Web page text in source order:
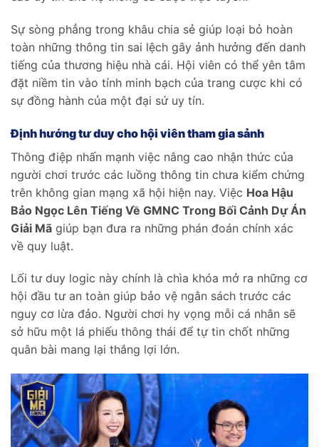
Sự sòng phẳng trong khâu chia sẻ giúp loại bỏ hoàn
toàn những thông tin sai lệch gây ảnh hưởng đến danh
tiếng của thương hiệu nhà cái. Hội viên có thể yên tâm
đặt niềm tin vào tính minh bạch của trang cược khi có
sự đồng hành của một đại sứ uy tín.
Định hướng tư duy cho hội viên tham gia sảnh
Thông điệp nhấn mạnh việc nâng cao nhận thức của
người chơi trước các luồng thông tin chưa kiểm chứng
trên không gian mạng xã hội hiện nay. Việc Hoa Hậu
Bảo Ngọc Lên Tiếng Về GMNC Trong Bối Cảnh Dự Án
Giải Mã giúp bạn đưa ra những phán đoán chính xác
về quy luật.
Lối tư duy logic này chính là chìa khóa mở ra những cơ
hội đầu tư an toàn giúp bảo vệ ngân sách trước các
nguy cơ lừa đảo. Người chơi hy vọng mỗi cá nhân sẽ
sở hữu một lá phiếu thông thái để tự tin chốt những
quân bài mang lại thắng lợi lớn.